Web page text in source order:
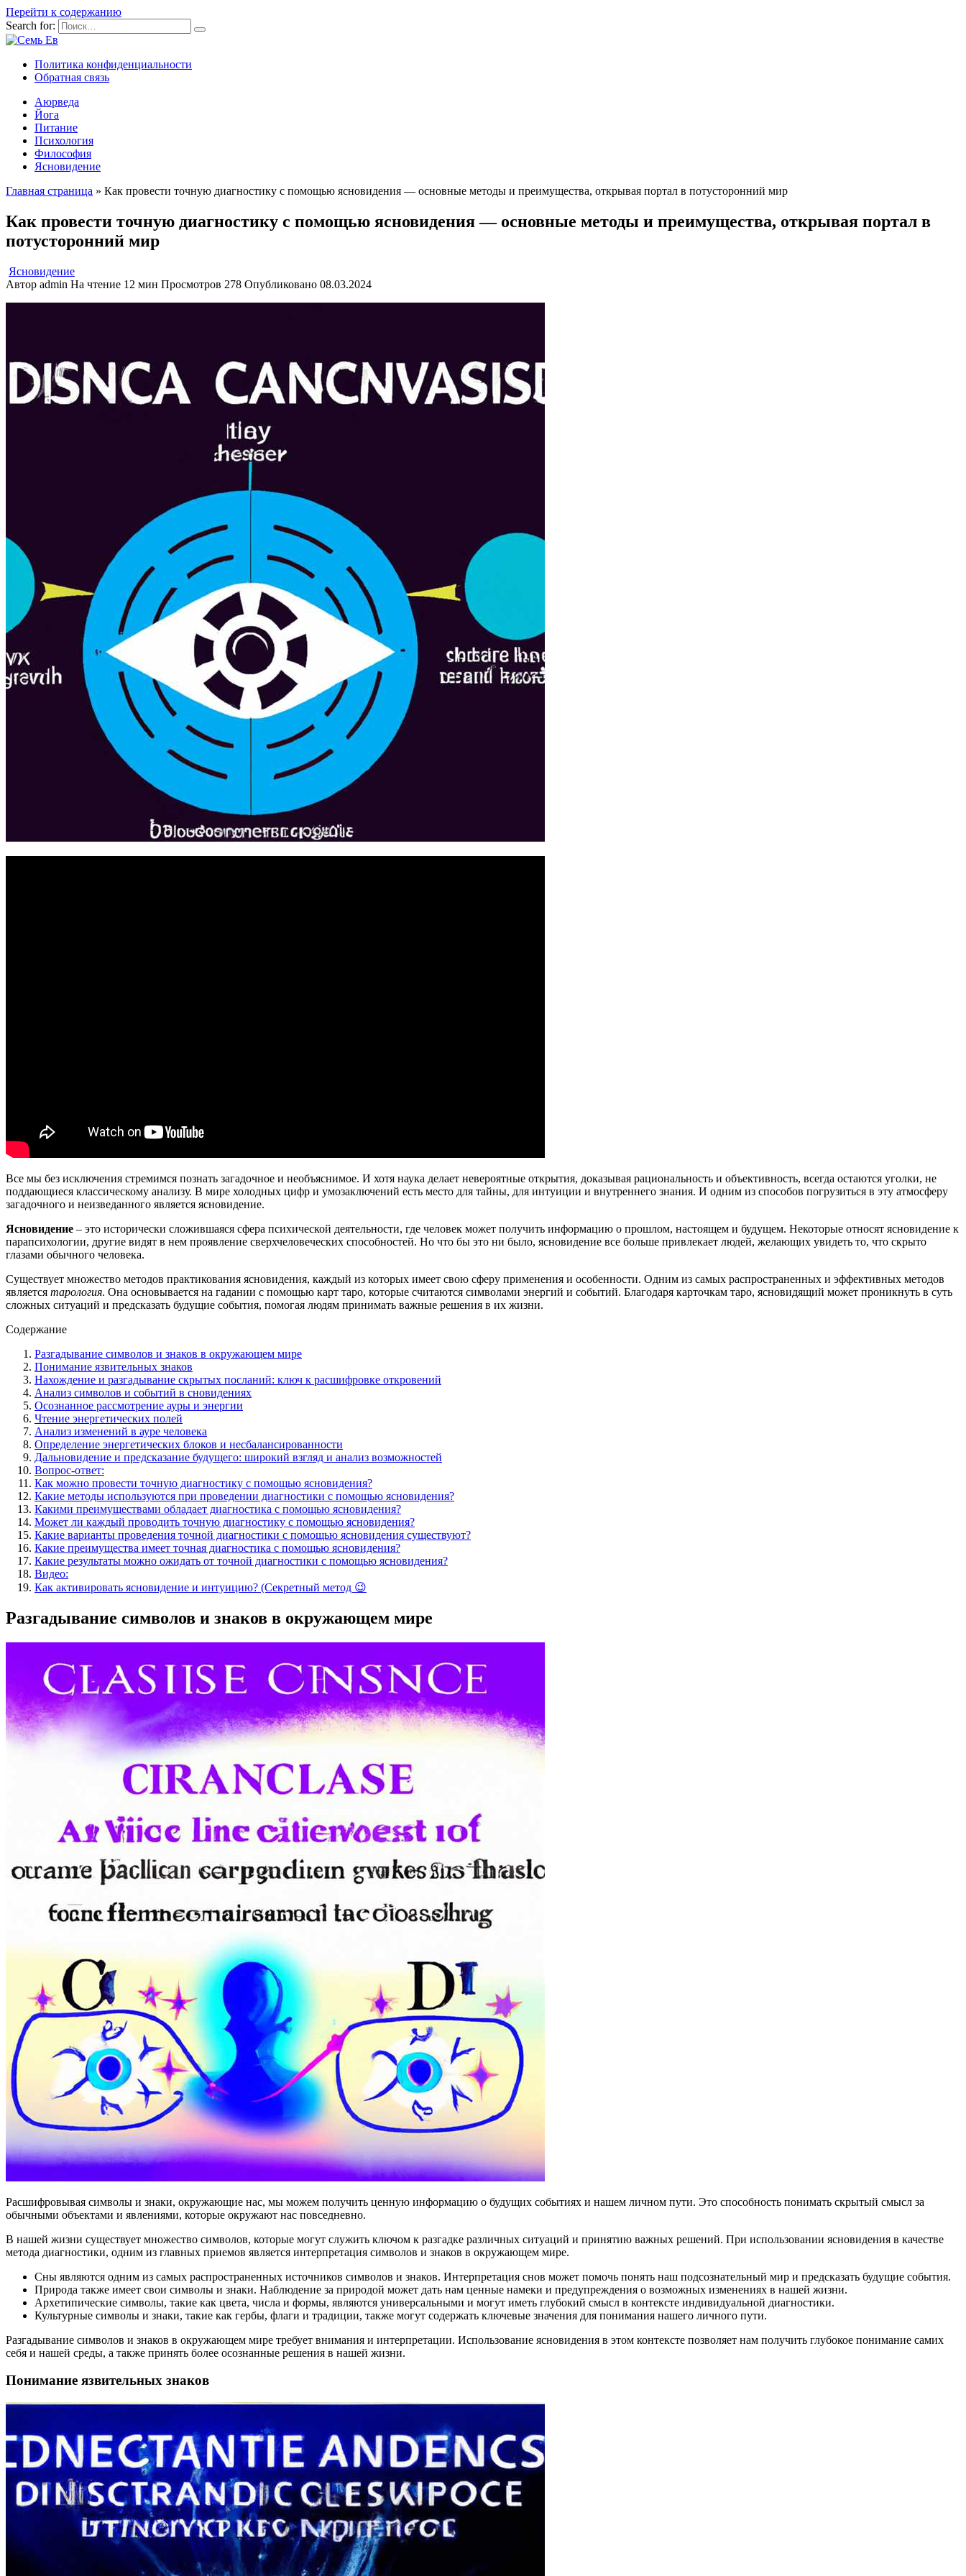
Перейти к содержанию
Search for:
Политика конфиденциальности
Обратная связь
Аюрведа
Йога
Питание
Психология
Философия
Ясновидение
Главная страница » Как провести точную диагностику с помощью ясновидения — основные методы и преимущества, открывая портал в потусторонний мир
Как провести точную диагностику с помощью ясновидения — основные методы и преимущества, открывая портал в
потусторонний мир
Ясновидение
Автор admin На чтение 12 мин Просмотров 278 Опубликовано 08.03.2024
Все мы без исключения стремимся познать загадочное и необъяснимое. И хотя наука делает невероятные открытия, доказывая рациональность и объективность, всегда остаются уголки, не
поддающиеся классическому анализу. В мире холодных цифр и умозаключений есть место для тайны, для интуиции и внутреннего знания. И одним из способов погрузиться в эту атмосферу
загадочного и неизведанного является ясновидение.
Ясновидение – это исторически сложившаяся сфера психической деятельности, где человек может получить информацию о прошлом, настоящем и будущем. Некоторые относят ясновидение к
парапсихологии, другие видят в нем проявление сверхчеловеческих способностей. Но что бы это ни было, ясновидение все больше привлекает людей, желающих увидеть то, что скрыто
глазами обычного человека.
Существует множество методов практикования ясновидения, каждый из которых имеет свою сферу применения и особенности. Одним из самых распространенных и эффективных методов
является тарология. Она основывается на гадании с помощью карт таро, которые считаются символами энергий и событий. Благодаря карточкам таро, ясновидящий может проникнуть в суть
сложных ситуаций и предсказать будущие события, помогая людям принимать важные решения в их жизни.
Содержание
Разгадывание символов и знаков в окружающем мире
Понимание язвительных знаков
Нахождение и разгадывание скрытых посланий: ключ к расшифровке откровений
Анализ символов и событий в сновидениях
Осознанное рассмотрение ауры и энергии
Чтение энергетических полей
Анализ изменений в ауре человека
Определение энергетических блоков и несбалансированности
Дальновидение и предсказание будущего: широкий взгляд и анализ возможностей
Вопрос-ответ:
Как можно провести точную диагностику с помощью ясновидения?
Какие методы используются при проведении диагностики с помощью ясновидения?
Какими преимуществами обладает диагностика с помощью ясновидения?
Может ли каждый проводить точную диагностику с помощью ясновидения?
Какие варианты проведения точной диагностики с помощью ясновидения существуют?
Какие преимущества имеет точная диагностика с помощью ясновидения?
Какие результаты можно ожидать от точной диагностики с помощью ясновидения?
Видео:
Как активировать ясновидение и интуицию? (Секретный метод 😉
Разгадывание символов и знаков в окружающем мире
Расшифровывая символы и знаки, окружающие нас, мы можем получить ценную информацию о будущих событиях и нашем личном пути. Это способность понимать скрытый смысл за
обычными объектами и явлениями, которые окружают нас повседневно.
В нашей жизни существует множество символов, которые могут служить ключом к разгадке различных ситуаций и принятию важных решений. При использовании ясновидения в качестве
метода диагностики, одним из главных приемов является интерпретация символов и знаков в окружающем мире.
Сны являются одним из самых распространенных источников символов и знаков. Интерпретация снов может помочь понять наш подсознательный мир и предсказать будущие события.
Природа также имеет свои символы и знаки. Наблюдение за природой может дать нам ценные намеки и предупреждения о возможных изменениях в нашей жизни.
Архетипические символы, такие как цвета, числа и формы, являются универсальными и могут иметь глубокий смысл в контексте индивидуальной диагностики.
Культурные символы и знаки, такие как гербы, флаги и традиции, также могут содержать ключевые значения для понимания нашего личного пути.
Разгадывание символов и знаков в окружающем мире требует внимания и интерпретации. Использование ясновидения в этом контексте позволяет нам получить глубокое понимание самих
себя и нашей среды, а также принять более осознанные решения в нашей жизни.
Понимание язвительных знаков